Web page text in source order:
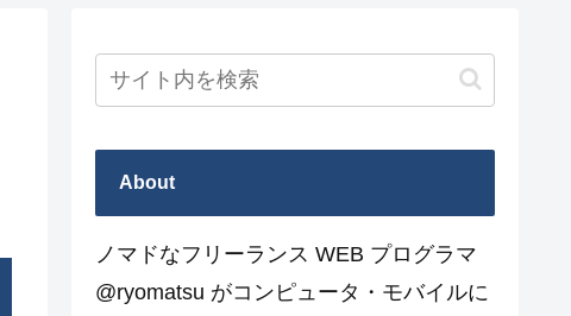
About
ノマドなフリーランス WEB プログラマ
@ryomatsu がコンピュータ・モバイルに